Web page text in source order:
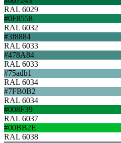
RAL 6029
#0F8558
RAL 6032
#3f8884
RAL 6033
#478A84
RAL 6033
#75adb1
RAL 6034
#7FB0B2
RAL 6034
#008F39
RAL 6037
#00BB2E
RAL 6038